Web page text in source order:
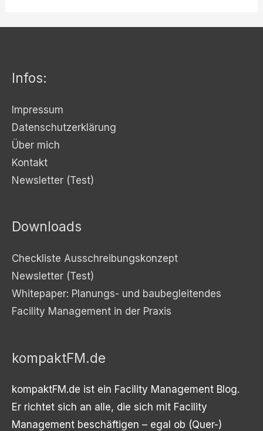
Infos:
Impressum
Datenschutzerklärung
Über mich
Kontakt
Newsletter (Test)
Downloads
Checkliste Ausschreibungskonzept
Newsletter (Test)
Whitepaper: Planungs- und baubegleitendes
Facility Management in der Praxis
kompaktFM.de
kompaktFM.de ist ein Facility Management Blog.
Er richtet sich an alle, die sich mit Facility
Management beschäftigen – egal ob (Quer-)